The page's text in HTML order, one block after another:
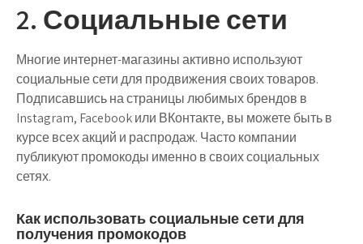
2. Социальные сети
Многие интернет-магазины активно используют
социальные сети для продвижения своих товаров.
Подписавшись на страницы любимых брендов в
Instagram, Facebook или ВКонтакте, вы можете быть в
курсе всех акций и распродаж. Часто компании
публикуют промокоды именно в своих социальных
сетях.
Как использовать социальные сети для
получения промокодов